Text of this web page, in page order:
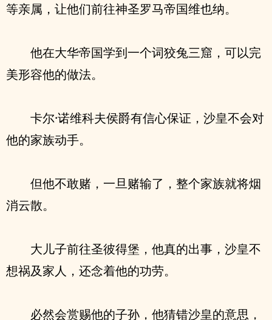
等亲属，让他们前往神圣罗马帝国维也纳。
他在大华帝国学到一个词狡兔三窟，可以完
美形容他的做法。
卡尔·诺维科夫侯爵有信心保证，沙皇不会对
他的家族动手。
但他不敢赌，一旦赌输了，整个家族就将烟
消云散。
大儿子前往圣彼得堡，他真的出事，沙皇不
想祸及家人，还念着他的功劳。
必然会赏赐他的子孙，他猜错沙皇的意思，